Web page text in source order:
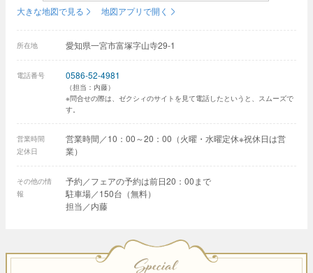
大きな地図で見る
地図アプリで開く
所在地 愛知県一宮市富塚字山寺29-1
電話番号 0586-52-4981
（担当：内藤）
※問合せの際は、ゼクシィのサイトを見て電話したというと、スムーズで
す。
営業時間
定休日
営業時間／10：00～20：00（火曜・水曜定休※祝休日は営
業）
その他の情
報
予約／フェアの予約は前日20：00まで
駐車場／150台（無料）
担当／内藤
SPECIAL